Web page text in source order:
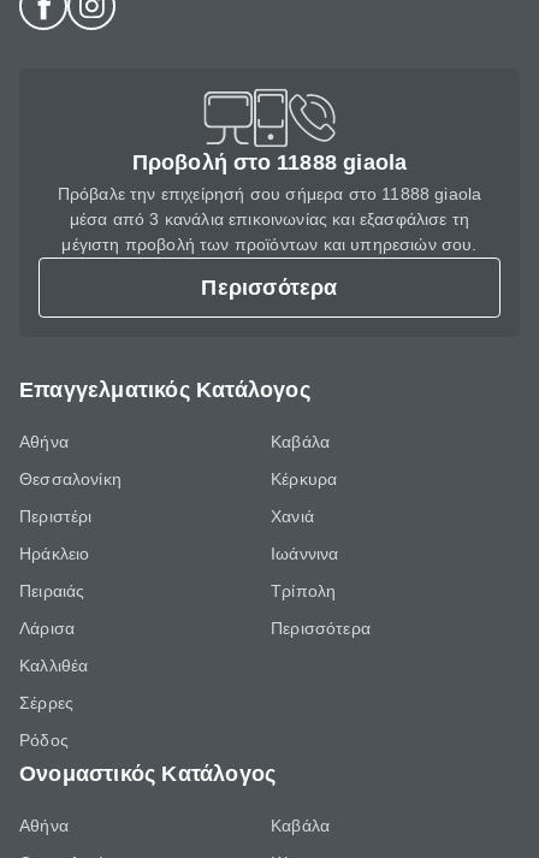
Προβολή στο 11888 giaola
Πρόβαλε την επιχείρησή σου σήμερα στο 11888 giaola
μέσα από 3 κανάλια επικοινωνίας και εξασφάλισε τη
μέγιστη προβολή των προϊόντων και υπηρεσιών σου.
Περισσότερα
Επαγγελματικός Κατάλογος
Αθήνα
Θεσσαλονίκη
Περιστέρι
Ηράκλειο
Πειραιάς
Λάρισα
Καλλιθέα
Σέρρες
Ρόδος
Καβάλα
Κέρκυρα
Χανιά
Ιωάννινα
Τρίπολη
Περισσότερα
Ονομαστικός Κατάλογος
Αθήνα
Καβάλα